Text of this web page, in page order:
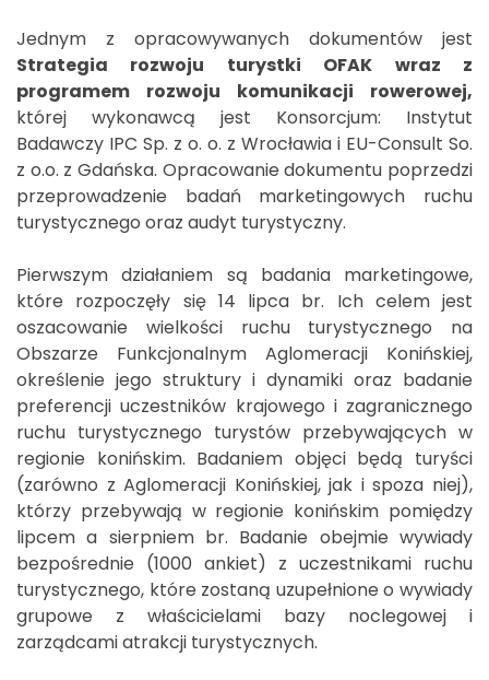
Jednym z opracowywanych dokumentów jest
Strategia rozwoju turystki OFAK wraz z
programem rozwoju komunikacji rowerowej,
której wykonawcą jest Konsorcjum: Instytut
Badawczy IPC Sp. z o. o. z Wrocławia i EU-Consult So.
z o.o. z Gdańska. Opracowanie dokumentu poprzedzi
przeprowadzenie badań marketingowych ruchu
turystycznego oraz audyt turystyczny.
Pierwszym działaniem są badania marketingowe,
które rozpoczęły się 14 lipca br. Ich celem jest
oszacowanie wielkości ruchu turystycznego na
Obszarze Funkcjonalnym Aglomeracji Konińskiej,
określenie jego struktury i dynamiki oraz badanie
preferencji uczestników krajowego i zagranicznego
ruchu turystycznego turystów przebywających w
regionie konińskim. Badaniem objęci będą turyści
(zarówno z Aglomeracji Konińskiej, jak i spoza niej),
którzy przebywają w regionie konińskim pomiędzy
lipcem a sierpniem br. Badanie obejmie wywiady
bezpośrednie (1000 ankiet) z uczestnikami ruchu
turystycznego, które zostaną uzupełnione o wywiady
grupowe z właścicielami bazy noclegowej i
zarządcami atrakcji turystycznych.